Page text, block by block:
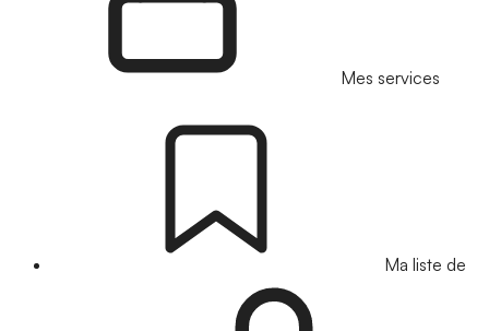
Mes services
Ma liste de